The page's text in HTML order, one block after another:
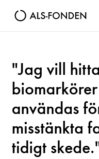
"Jag vill
användas
misstänkta
tidigt